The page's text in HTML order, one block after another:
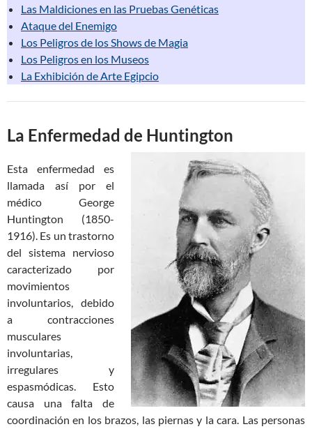
Las Maldiciones en las Pruebas Genéticas
Ataque del Enemigo
Los Peligros de los Shows de Magia
Los Peligros en los Museos
La Exhibición de Arte Egipcio
La Enfermedad de Huntington
Esta enfermedad es
llamada así por el
médico George
Huntington (1850-
1916). Es un trastorno
del sistema nervioso
caracterizado por
movimientos
involuntarios, debido
a contracciones
musculares
involuntarias,
irregulares y
espasmódicas. Esto
causa una falta de
coordinación en los brazos, las piernas y la cara. Las personas